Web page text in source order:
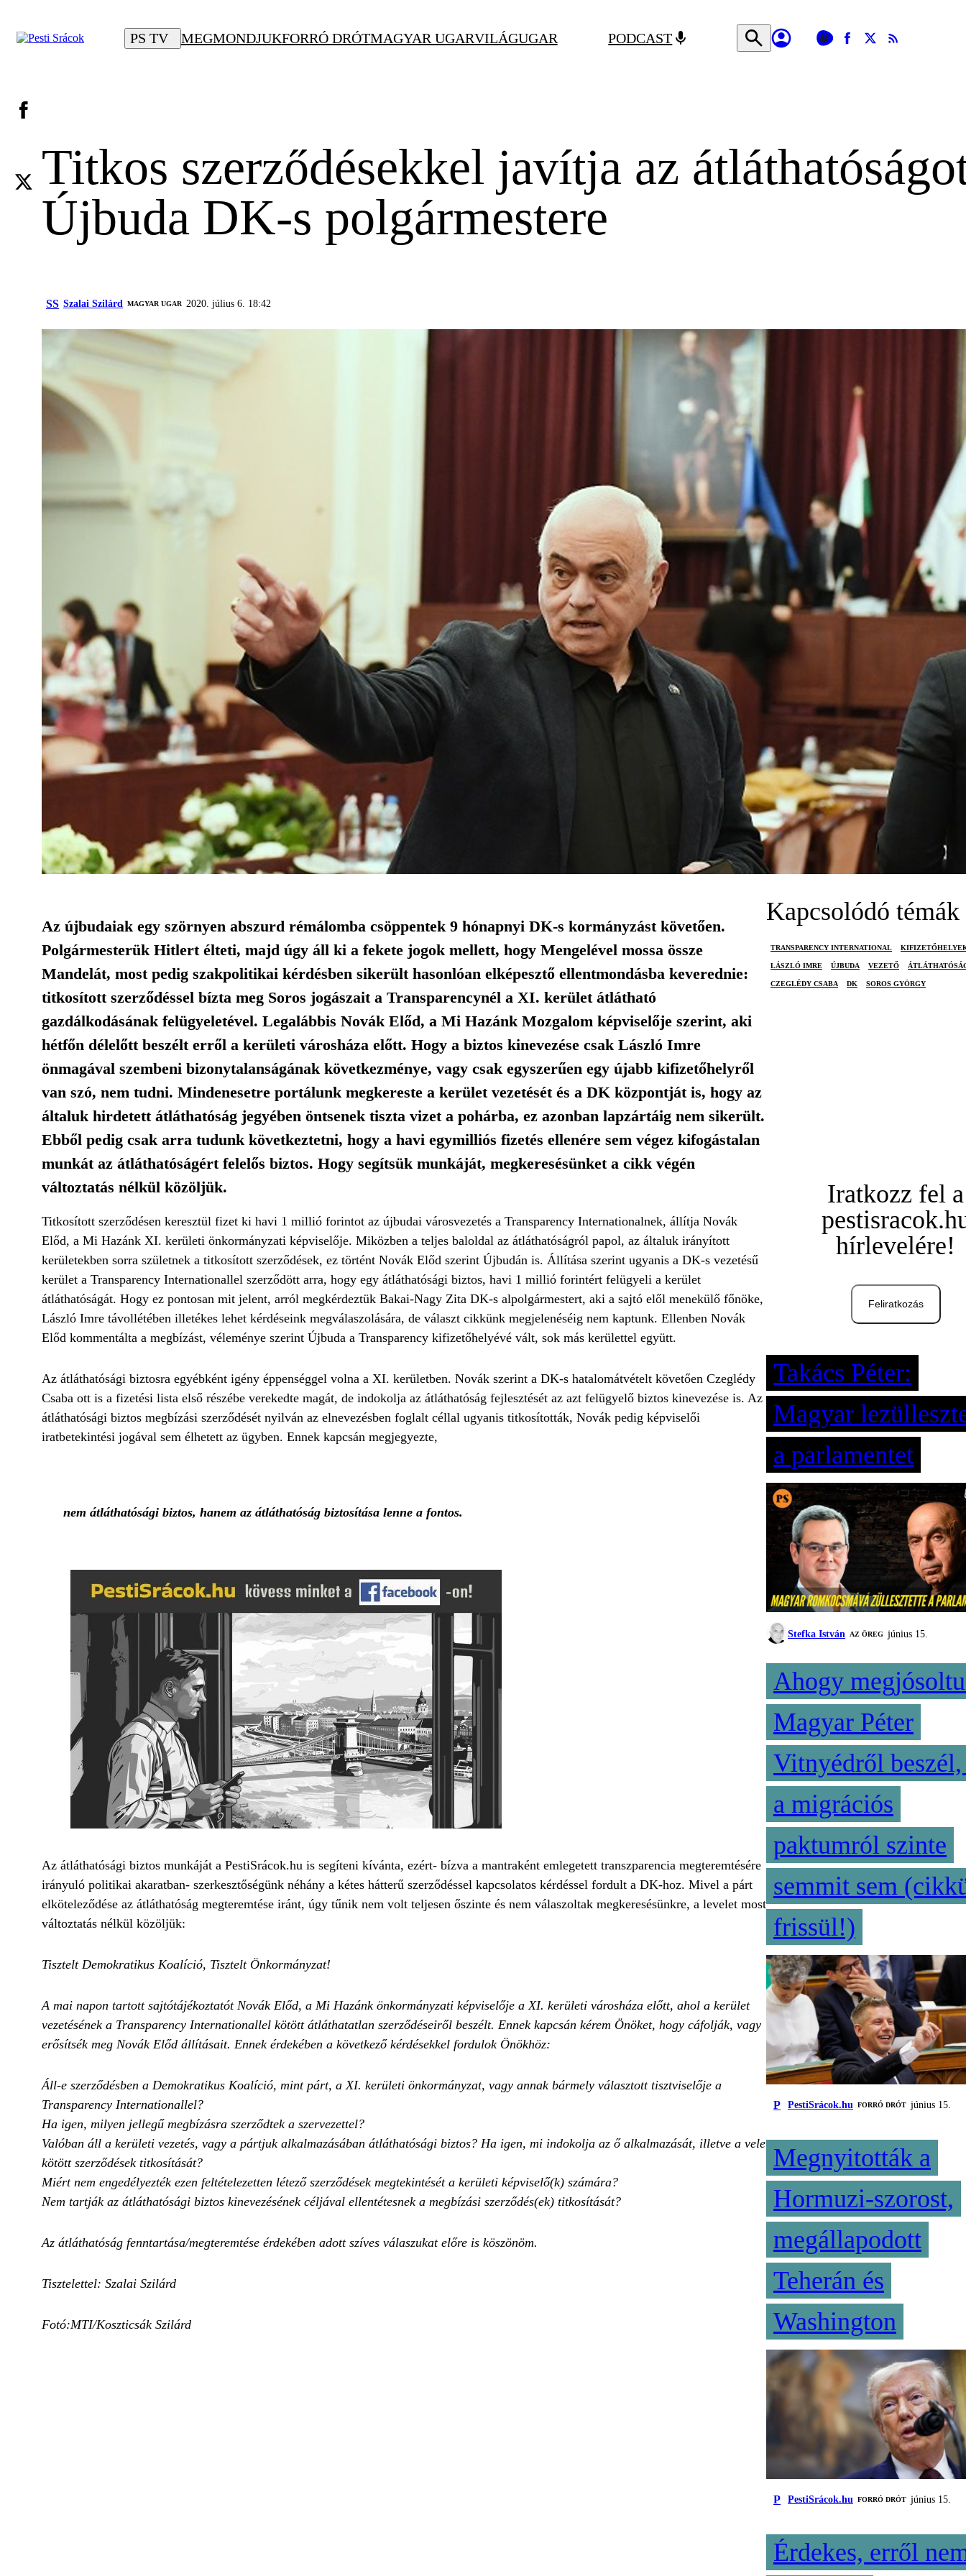
PS TV MEGMONDJUKFORRÓ DRÓTMAGYAR UGARVILÁGUGAR PODCAST
Titkos szerződésekkel javítja az
Újbuda DK-s polgármestere
SS Szalai Szilárd MAGYAR UGAR 2020. július 6. 18:42
Az újbudaiak egy szörnyen abszurd rémálomba csöppentek 9 hónapnyi DK-s kormányzást követően.
Polgármesterük Hitlert élteti, majd úgy áll ki a fekete jogok mellett, hogy Mengelével mossa össze
Mandelát, most pedig szakpolitikai kérdésben sikerült hasonlóan elképesztő ellentmondásba keverednie:
titkosított szerződéssel bízta meg Soros jogászait a Transparencynél a XI. kerület átlátható
gazdálkodásának felügyeletével. Legalábbis Novák Előd, a Mi Hazánk Mozgalom képviselője szerint, aki
hétfőn délelőtt beszélt erről a kerületi városháza előtt. Hogy a biztos kinevezése csak László Imre
önmagával szembeni bizonytalanságának következménye, vagy csak egyszerűen egy újabb kifizetőhelyről
van szó, nem tudni. Mindenesetre portálunk megkereste a kerület vezetését és a DK központját is, hogy az
általuk hirdetett átláthatóság jegyében öntsenek tiszta vizet a pohárba, ez azonban lapzártáig nem sikerült.
Ebből pedig csak arra tudunk következtetni, hogy a havi egymilliós fizetés ellenére sem végez kifogástalan
munkát az átláthatóságért felelős biztos. Hogy segítsük munkáját, megkeresésünket a cikk végén
változtatás nélkül közöljük.
Titkosított szerződésen keresztül fizet ki havi 1 millió forintot az újbudai városvezetés a Transparency Internationalnek, állítja Novák
Előd, a Mi Hazánk XI. kerületi önkormányzati képviselője. Miközben a teljes baloldal az átláthatóságról papol, az általuk irányított
kerületekben sorra születnek a titkosított szerződések, ez történt Novák Előd szerint Újbudán is. Állítása szerint ugyanis a DK-s vezetésű
kerület a Transparency Internationallel szerződött arra, hogy egy átláthatósági biztos, havi 1 millió forintért felügyeli a kerület
átláthatóságát. Hogy ez pontosan mit jelent, arról megkérdeztük Bakai-Nagy Zita DK-s alpolgármestert, aki a sajtó elől menekülő főnöke,
László Imre távollétében illetékes lehet kérdéseink megválaszolására, de választ cikkünk megjelenéséig nem kaptunk. Ellenben Novák
Előd kommentálta a megbízást, véleménye szerint Újbuda a Transparency kifizetőhelyévé vált, sok más kerülettel együtt.
Az átláthatósági biztosra egyébként igény éppenséggel volna a XI. kerületben. Novák szerint a DK-s hatalomátvételt követően Czeglédy
Csaba ott is a fizetési lista első részébe verekedte magát, de indokolja az átláthatóság fejlesztését az azt felügyelő biztos kinevezése is. Az
átláthatósági biztos megbízási szerződését nyilván az elnevezésben foglalt céllal ugyanis titkosították, Novák pedig képviselői
iratbetekintési jogával sem élhetett az ügyben. Ennek kapcsán megjegyezte,
nem átláthatósági biztos, hanem az átláthatóság biztosítása lenne a fontos.
Az átláthatósági biztos munkáját a PestiSrácok.hu is segíteni kívánta, ezért- bízva a mantraként emlegetett transzparencia megteremtésére
irányuló politikai akaratban- szerkesztőségünk néhány a kétes hátterű szerződéssel kapcsolatos kérdéssel fordult a DK-hoz. Mivel a párt
elköteleződése az átláthatóság megteremtése iránt, úgy tűnik nem volt teljesen őszinte és nem válaszoltak megkeresésünkre, a levelet most
változtatás nélkül közöljük:
Tisztelt Demokratikus Koalíció, Tisztelt Önkormányzat!
A mai napon tartott sajtótájékoztatót Novák Előd, a Mi Hazánk önkormányzati képviselője a XI. kerületi városháza előtt, ahol a kerület
vezetésének a Transparency Internationallel kötött átláthatatlan szerződéseiről beszélt. Ennek kapcsán kérem Önöket, hogy cáfolják, vagy
erősítsék meg Novák Előd állításait. Ennek érdekében a következő kérdésekkel fordulok Önökhöz:
Áll-e szerződésben a Demokratikus Koalíció, mint párt, a XI. kerületi önkormányzat, vagy annak bármely választott tisztviselője a
Transparency Internationallel?
Ha igen, milyen jellegű megbízásra szerződtek a szervezettel?
Valóban áll a kerületi vezetés, vagy a pártjuk alkalmazásában átláthatósági biztos? Ha igen, mi indokolja az ő alkalmazását, illetve a vele
kötött szerződések titkosítását?
Miért nem engedélyezték ezen feltételezetten létező szerződések megtekintését a kerületi képviselő(k) számára?
Nem tartják az átláthatósági biztos kinevezésének céljával ellentétesnek a megbízási szerződés(ek) titkosítását?
Az átláthatóság fenntartása/megteremtése érdekében adott szíves válaszukat előre is köszönöm.
Tisztelettel: Szalai Szilárd
Fotó:MTI/Koszticsák Szilárd
Kapcsolódó témák
TRANSPARENCY INTERNATIONAL
LÁSZLÓ IMRE ÚJBUDA VEZETŐ
CZEGLÉDY CSABA DK SOROS GYÖRGY
Iratkozz fel a
hírlevelére!
Feliratkozás
Takács Péter:
Magyar
a parlamentet
Stefka István AZ ÖREG június 15.
Ahogy
Magyar Péter
Vitnyédről beszél,
a migrációs
paktumról szinte
semmit sem
frissül!)
P PestiSrácok.hu FORRÓ DRÓT június 15.
Megnyitották a
Hormuzi-szorost,
megállapodott
Teherán és
Washington
P PestiSrácok.hu FORRÓ DRÓT június 15.
Érdekes, erről